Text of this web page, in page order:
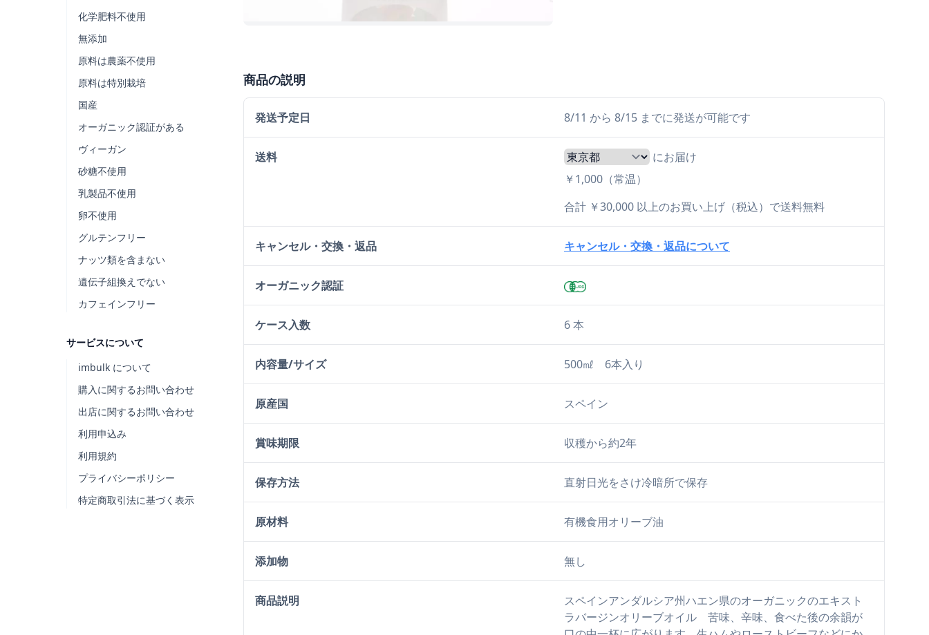
化学肥料不使用
無添加
原料は農薬不使用
原料は特別栽培
国産
オーガニック認証がある
ヴィーガン
砂糖不使用
乳製品不使用
卵不使用
グルテンフリー
ナッツ類を含まない
遺伝子組換えでない
カフェインフリー
サービスについて
imbulk について
購入に関するお問い合わせ
出店に関するお問い合わせ
利用申込み
利用規約
プライバシーポリシー
特定商取引法に基づく表示
商品の説明
発送予定日 8/11 から 8/15 までに発送が可能です
送料
にお届け
￥1,000（常温）
合計 ￥30,000 以上のお買い上げ（税込）で送料無料
キャンセル・交換・返品 キャンセル・交換・返品について
オーガニック認証
ケース入数 6 本
内容量/サイズ 500㎖ 6本入り
原産国 スペイン
賞味期限 収穫から約2年
保存方法 直射日光をさけ冷暗所で保存
原材料 有機食用オリーブ油
添加物 無し
商品説明
スペインアンダルシア州ハエン県のオーガニックのエキスト
ラバージンオリーブオイル 苦味、辛味、食べた後の余韻が